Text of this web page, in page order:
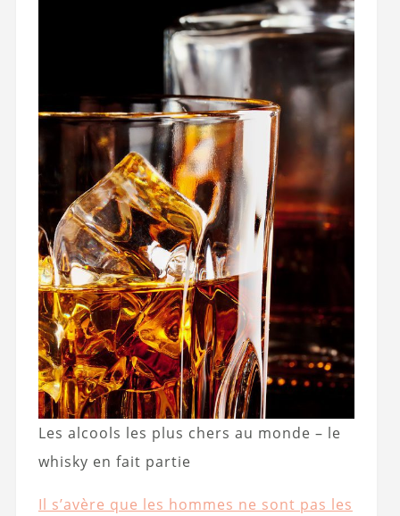
Les alcools les plus chers au monde – le
whisky en fait partie
Il s’avère que les hommes ne sont pas les